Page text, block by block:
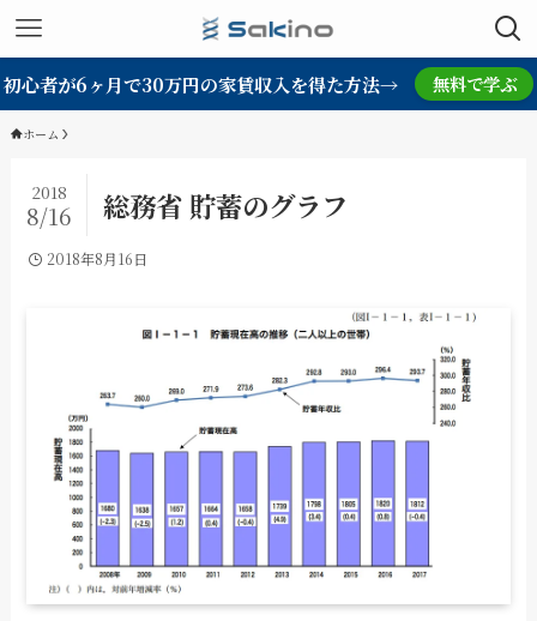
初心者が6ヶ月で30万円の家賃収入を得た方法→ 無料で学ぶ
ホーム
総務省 貯蓄のグラフ
2018
8/16
2018年8月16日